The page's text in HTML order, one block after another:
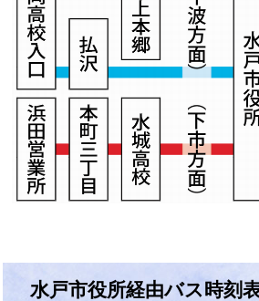
水戸市役所経由バス時刻